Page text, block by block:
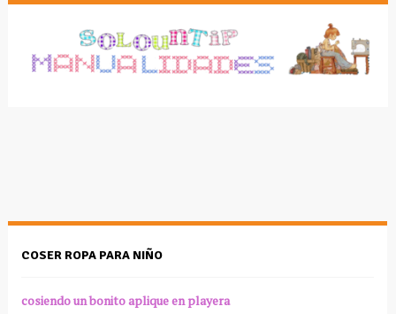
COSER ROPA PARA NIÑO
cosiendo un bonito aplique en playera